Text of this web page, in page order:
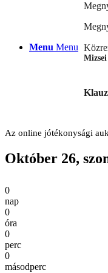
Menu Menu
Az online jótékonysági
Október 26,
0
nap
0
óra
0
perc
0
másodperc